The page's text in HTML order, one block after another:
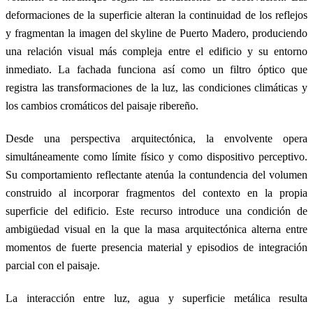
deformaciones de la superficie alteran la continuidad de los reflejos
y fragmentan la imagen del skyline de Puerto Madero, produciendo
una relación visual más compleja entre el edificio y su entorno
inmediato. La fachada funciona así como un filtro óptico que
registra las transformaciones de la luz, las condiciones climáticas y
los cambios cromáticos del paisaje ribereño.
Desde una perspectiva arquitectónica, la envolvente opera
simultáneamente como límite físico y como dispositivo perceptivo.
Su comportamiento reflectante atenúa la contundencia del volumen
construido al incorporar fragmentos del contexto en la propia
superficie del edificio. Este recurso introduce una condición de
ambigüedad visual en la que la masa arquitectónica alterna entre
momentos de fuerte presencia material y episodios de integración
parcial con el paisaje.
La interacción entre luz, agua y superficie metálica resulta